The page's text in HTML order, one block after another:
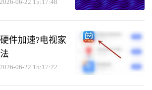
2026-06-22 15:17:48
件加速?电视家
2026-06-22 15:17:22